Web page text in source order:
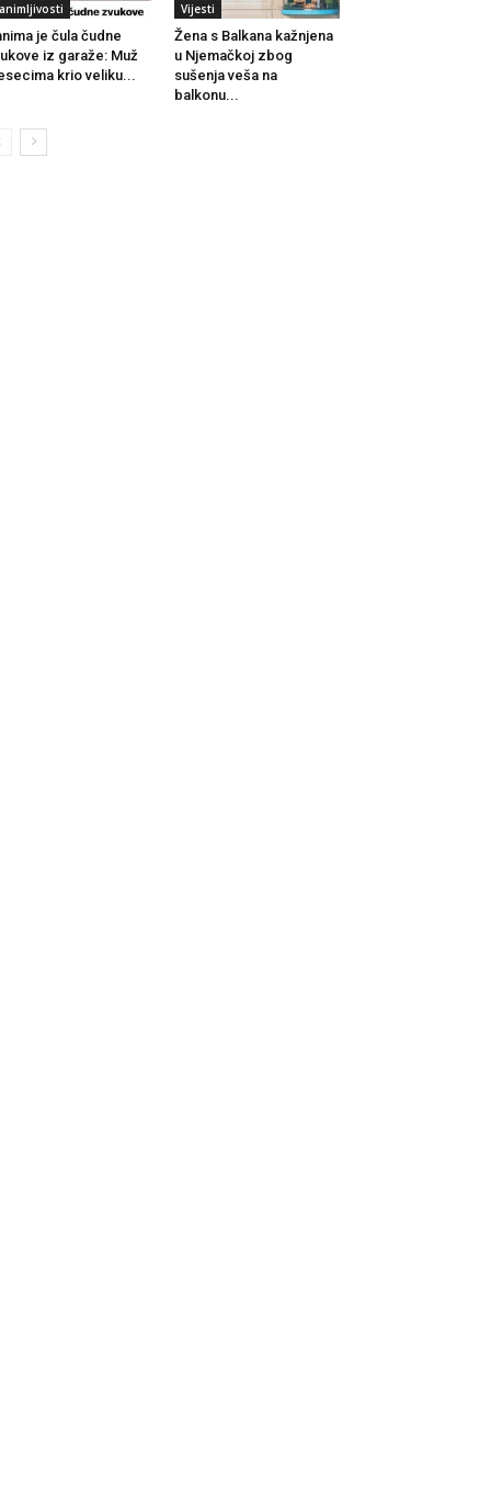
je čula čudne
iz garaže: Muž
krio veliku...
Vijesti
Žena s Balkana kažnjena
u Njemačkoj zbog
sušenja veša na
balkonu...